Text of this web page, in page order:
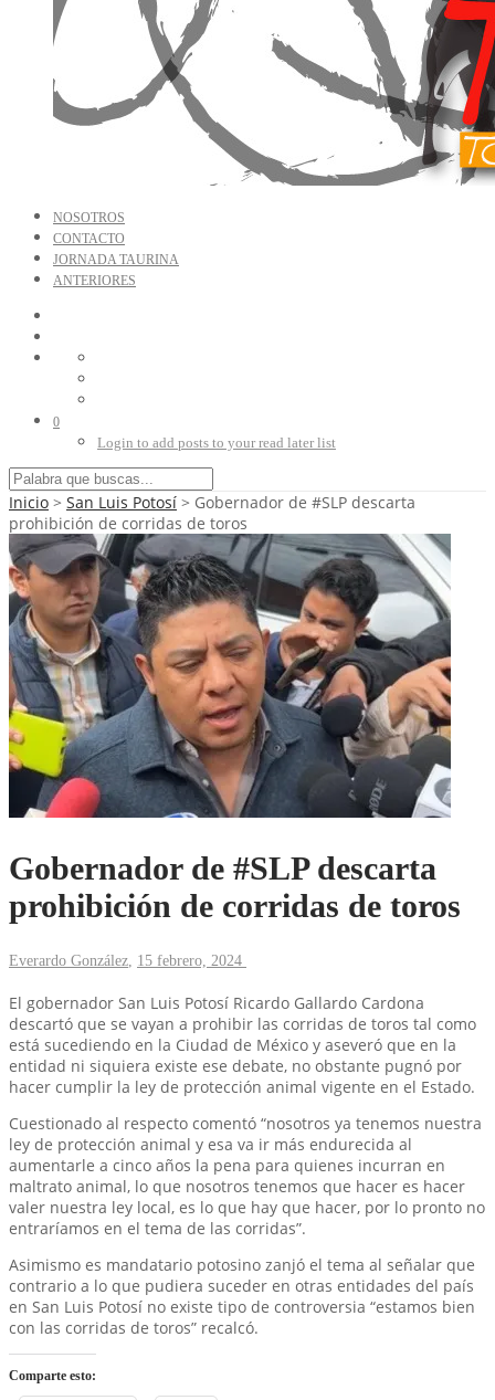
NOSOTROS
CONTACTO
JORNADA TAURINA
ANTERIORES
0
Login to add posts to your read later list
Inicio > San Luis Potosí > Gobernador de #SLP descarta
prohibición de corridas de toros
Gobernador de #SLP descarta
prohibición de corridas de toros
Everardo González, 15 febrero, 2024
El gobernador San Luis Potosí Ricardo Gallardo Cardona
descartó que se vayan a prohibir las corridas de toros tal como
está sucediendo en la Ciudad de México y aseveró que en la
entidad ni siquiera existe ese debate, no obstante pugnó por
hacer cumplir la ley de protección animal vigente en el Estado.
Cuestionado al respecto comentó “nosotros ya tenemos nuestra
ley de protección animal y esa va ir más endurecida al
aumentarle a cinco años la pena para quienes incurran en
maltrato animal, lo que nosotros tenemos que hacer es hacer
valer nuestra ley local, es lo que hay que hacer, por lo pronto no
entraríamos en el tema de las corridas”.
Asimismo es mandatario potosino zanjó el tema al señalar que
contrario a lo que pudiera suceder en otras entidades del país
en San Luis Potosí no existe tipo de controversia “estamos bien
con las corridas de toros” recalcó.
Comparte esto: